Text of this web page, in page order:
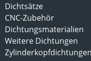
Dichtsätze
CNC-Zubehör
Dichtungsmaterialien
Weitere Dichtungen
Zylinderkopfdichtungen